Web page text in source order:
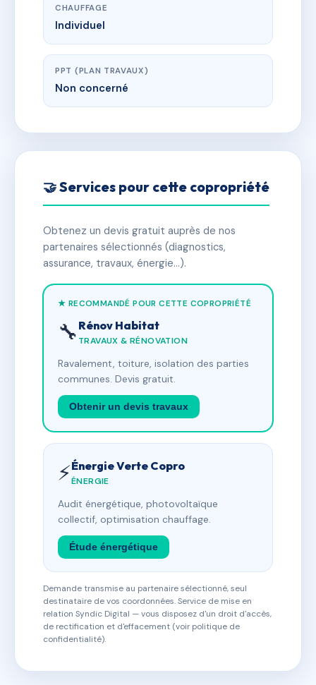
CHAUFFAGE
Individuel
PPT (PLAN TRAVAUX)
Non concerné
🤝 Services pour cette copropriété
Obtenez un devis gratuit auprès de nos
partenaires sélectionnés (diagnostics,
assurance, travaux, énergie…).
★ RECOMMANDÉ POUR CETTE COPROPRIÉTÉ
🔧 Rénov Habitat
TRAVAUX & RÉNOVATION
Ravalement, toiture, isolation des parties
communes. Devis gratuit.
Obtenir un devis travaux
⚡Énergie Verte Copro
ÉNERGIE
Audit énergétique, photovoltaïque
collectif, optimisation chauffage.
Étude énergétique
Demande transmise au partenaire sélectionné, seul
destinataire de vos coordonnées. Service de mise en
relation Syndic Digital — vous disposez d'un droit d'accès,
de rectification et d'effacement (voir politique de
confidentialité).